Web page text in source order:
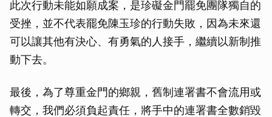
此次行動未能如願成案，是珍礙金門罷免團隊獨自的
受挫，並不代表罷免陳玉珍的行動失敗，因為未來還
可以讓其他有決心、有勇氣的人接手，繼續以新制推
動下去。
最後，為了尊重金門的鄉親，舊制連署書不會流用或
轉交，我們必須負起責任，將手中的連署書全數銷毀